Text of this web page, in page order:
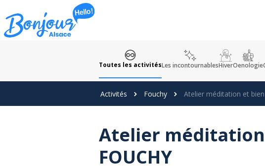
Panneau de gestion des cookies
Toutes les activitésLes incontournablesHiverOenologie
Activités Fouchy Atelier méditation et
Atelier
FOUCHY